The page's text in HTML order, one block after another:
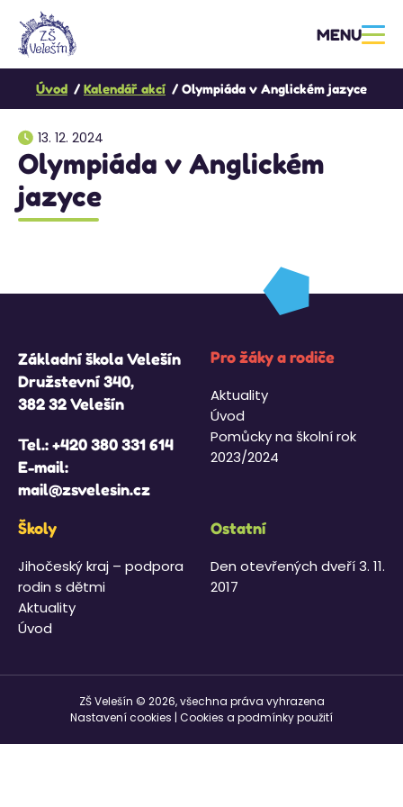
MENU
Úvod Kalendář akcí Olympiáda v Anglickém jazyce
13. 12. 2024
Olympiáda v Anglickém
jazyce
Základní škola Velešín
Družstevní 340,
382 32 Velešín
Tel.:+420 380 331 614
E-mail:
mail@zsvelesin.cz
Pro žáky a rodiče
Aktuality
Úvod
Pomůcky na školní rok
2023/2024
Školy
Jihočeský kraj – podpora
rodin s dětmi
Aktuality
Úvod
Ostatní
Den otevřených dveří 3. 11.
2017
ZŠ Velešín © 2026, všechna práva vyhrazena
Nastavení cookies Cookies a podmínky použití